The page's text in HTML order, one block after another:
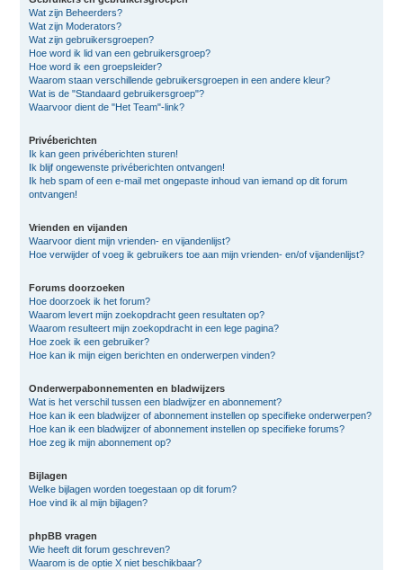
Wat zijn Beheerders?
Wat zijn Moderators?
Wat zijn gebruikersgroepen?
Hoe word ik lid van een gebruikersgroep?
Hoe word ik een groepsleider?
Waarom staan verschillende gebruikersgroepen in een andere kleur?
Wat is de "Standaard gebruikersgroep"?
Waarvoor dient de "Het Team"-link?
Privéberichten
Ik kan geen privéberichten sturen!
Ik blijf ongewenste privéberichten ontvangen!
Ik heb spam of een e-mail met ongepaste inhoud van iemand op dit forum
ontvangen!
Vrienden en vijanden
Waarvoor dient mijn vrienden- en vijandenlijst?
Hoe verwijder of voeg ik gebruikers toe aan mijn vrienden- en/of vijandenlijst?
Forums doorzoeken
Hoe doorzoek ik het forum?
Waarom levert mijn zoekopdracht geen resultaten op?
Waarom resulteert mijn zoekopdracht in een lege pagina?
Hoe zoek ik een gebruiker?
Hoe kan ik mijn eigen berichten en onderwerpen vinden?
Onderwerpabonnementen en bladwijzers
Wat is het verschil tussen een bladwijzer en abonnement?
Hoe kan ik een bladwijzer of abonnement instellen op specifieke onderwerpen?
Hoe kan ik een bladwijzer of abonnement instellen op specifieke forums?
Hoe zeg ik mijn abonnement op?
Bijlagen
Welke bijlagen worden toegestaan op dit forum?
Hoe vind ik al mijn bijlagen?
phpBB vragen
Wie heeft dit forum geschreven?
Waarom is de optie X niet beschikbaar?